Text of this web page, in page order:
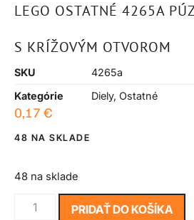
LEGO OSTATNÉ 4265A
S KRÍŽOVÝM OTVOROM
SKU
4265a
Kategórie
Diely, Ostatné
0,17 €
48 NA SKLADE
48 na sklade
PRIDAŤ DO KOŠÍKA